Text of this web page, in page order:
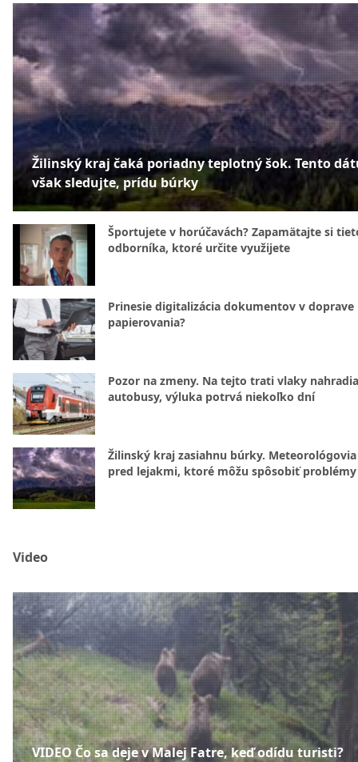
Žilinský kraj čaká poriadny teplotný šok. Tento
však sledujte, prídu búrky
Športujete v horúčavách? Zapamätajte si
odborníka, ktoré určite využijete
Prinesie digitalizácia dokumentov v doprave
papierovania?
Pozor na zmeny. Na tejto trati vlaky nahradia
autobusy, výluka potrvá niekoľko dní
Žilinský kraj zasiahnu búrky.
pred lejakmi, ktoré môžu spôsobiť problémy
Video
VIDEO Čo sa deje v Malej Fatre, keď odídu turisti?